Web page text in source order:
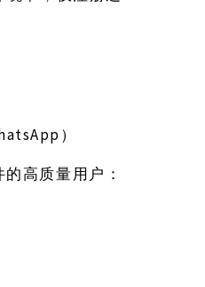
）
高质量用户：